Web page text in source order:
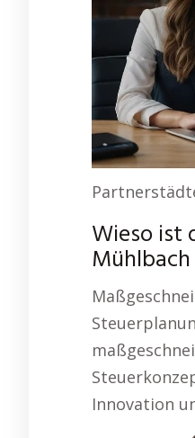
Wieso ist
Innovation